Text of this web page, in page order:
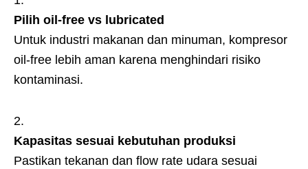
Pilih oil-free vs lubricated
Untuk industri makanan dan minuman, kompresor
oil-free lebih aman karena menghindari risiko
kontaminasi.
Kapasitas sesuai kebutuhan produksi
Pastikan tekanan dan flow rate udara sesuai